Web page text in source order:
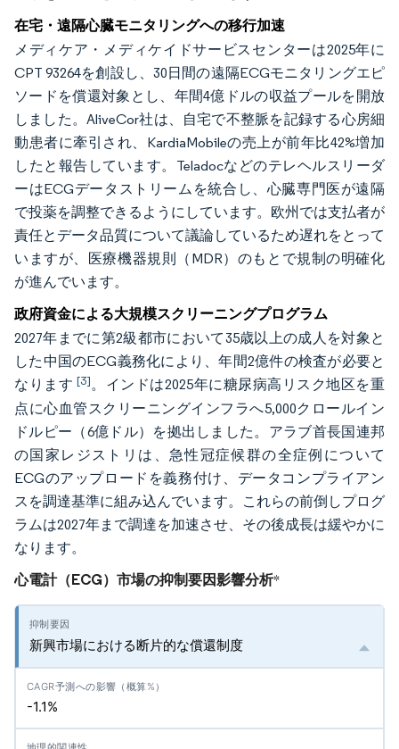
在宅・遠隔心臓モニタリングへの移行加速
メディケア・メディケイドサービスセンターは2025年に
CPT 93264を創設し、30日間の遠隔ECGモニタリングエピ
ソードを償還対象とし、年間4億ドルの収益プールを開放
しました。AliveCor社は、自宅で不整脈を記録する心房細
動患者に牽引され、KardiaMobileの売上が前年比42%増加
したと報告しています。Teladocなどのテレヘルスリーダ
ーはECGデータストリームを統合し、心臓専門医が遠隔
で投薬を調整できるようにしています。欧州では支払者が
責任とデータ品質について議論しているため遅れをとって
いますが、医療機器規則（MDR）のもとで規制の明確化
が進んでいます。
政府資金による大規模スクリーニングプログラム
2027年までに第2級都市において35歳以上の成人を対象と
した中国のECG義務化により、年間2億件の検査が必要と
なります [3]。インドは2025年に糖尿病高リスク地区を重
点に心血管スクリーニングインフラへ5,000クロールイン
ドルピー（6億ドル）を拠出しました。アラブ首長国連邦
の国家レジストリは、急性冠症候群の全症例について
ECGのアップロードを義務付け、データコンプライアン
スを調達基準に組み込んでいます。これらの前倒しプログ
ラムは2027年まで調達を加速させ、その後成長は緩やかに
なります。
心電計（ECG）市場の抑制要因影響分析*
新興市場における断片的な償還制度
-1.1%